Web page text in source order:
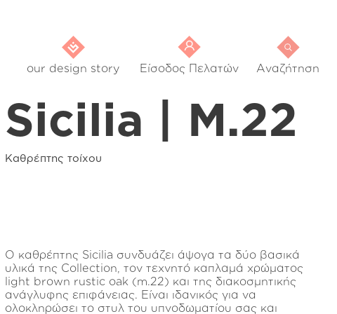
our design story Είσοδος Πελατών Αναζήτηση
Sicilia | M.22
Καθρέπτης τοίχου
Ο καθρέπτης Sicilia συνδυάζει άψογα τα δύο βασικά
υλικά της Collection, τον τεχνητό καπλαμά χρώματος
light brown rustic oak (m.22) και της διακοσμητικής
ανάγλυφης επιφάνειας. Είναι ιδανικός για να
ολοκληρώσει το στυλ του υπνοδωματίου σας και